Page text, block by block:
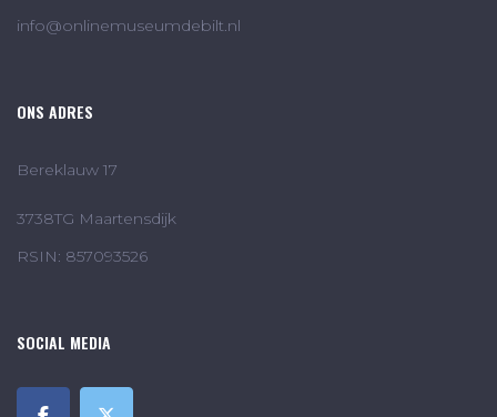
info@onlinemuseumdebilt.nl
ONS ADRES
Bereklauw 17
3738TG Maartensdijk
RSIN: 857093526
SOCIAL MEDIA